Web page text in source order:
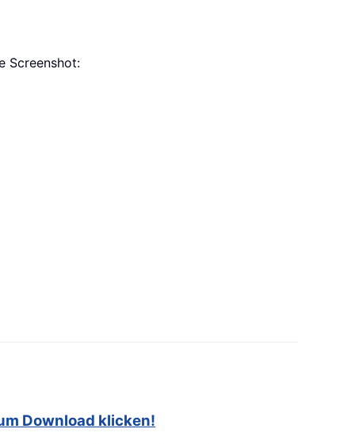
Screenshot:
Download klicken!